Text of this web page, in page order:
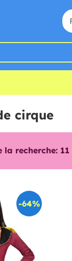
cirque
la recherche: 11
-64%